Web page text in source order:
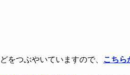
をつぶやいていますので、 こちら